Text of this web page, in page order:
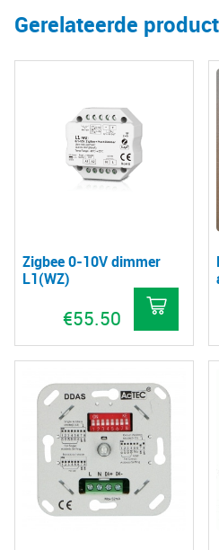
Gerelateerde
Zigbee 0-10V dimmer
L1(WZ)
€55.50